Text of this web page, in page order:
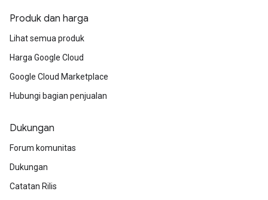
Produk dan harga
Lihat semua produk
Harga Google Cloud
Google Cloud Marketplace
Hubungi bagian penjualan
Dukungan
Forum komunitas
Dukungan
Catatan Rilis